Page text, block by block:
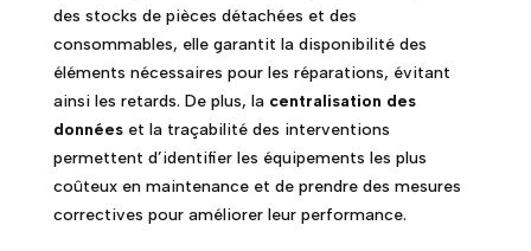
des stocks de pièces détachées et des
consommables, elle garantit la disponibilité des
éléments nécessaires pour les réparations, évitant
ainsi les retards. De plus, la centralisation des
donnéeset la traçabilité des interventions
permettent d’identifier les équipements les plus
coûteux en maintenance et de prendre des mesures
correctives pour améliorer leur performance.